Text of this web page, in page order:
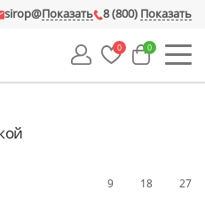
sirop@Показать 8 (800) Показать
0 0
9 18 27